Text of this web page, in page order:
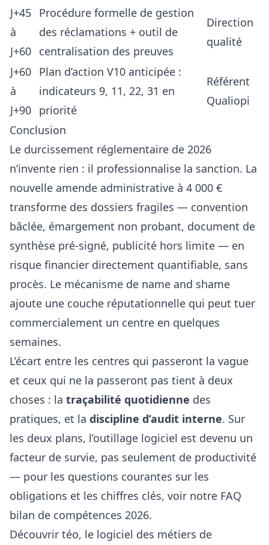
J+45
à
J+60
Procédure formelle de gestion
des réclamations + outil de
centralisation des preuves
Direction
qualité
J+60
à
J+90
Plan d’action V10 anticipée :
indicateurs 9, 11, 22, 31 en
priorité
Référent
Qualiopi
Conclusion
Le durcissement réglementaire de 2026
n’invente rien : il professionnalise la sanction. La
nouvelle amende administrative à 4 000 €
transforme des dossiers fragiles — convention
bâclée, émargement non probant, document de
synthèse pré-signé, publicité hors limite — en
risque financier directement quantifiable, sans
procès. Le mécanisme de name and shame
ajoute une couche réputationnelle qui peut tuer
commercialement un centre en quelques
semaines.
L’écart entre les centres qui passeront la vague
et ceux qui ne la passeront pas tient à deux
choses : la traçabilité quotidienne des
pratiques, et la discipline d’audit interne. Sur
les deux plans, l’outillage logiciel est devenu un
facteur de survie, pas seulement de productivité
— pour les questions courantes sur les
obligations et les chiffres clés, voir notre FAQ
bilan de compétences 2026.
Découvrir téo, le logiciel des métiers de